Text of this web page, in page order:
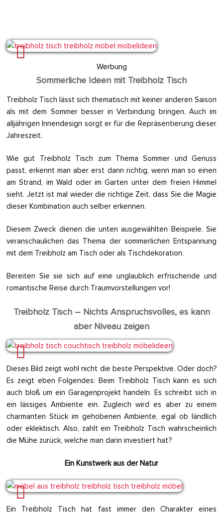
Werbung
Sommerliche Ideen mit Treibholz Tisch
Treibholz Tisch lässt sich thematisch mit keiner anderen Saison
als mit dem Sommer besser in Verbindung bringen. Auch im
alljährigen Innendesign sorgt er für die Repräsentierung dieser
Jahreszeit.
Wie gut Treibholz Tisch zum Thema Sommer und Genuss
passt, erkennt man aber erst dann richtig, wenn man so einen
am Strand, im Wald oder im Garten unter dem freien Himmel
sieht. Jetzt ist mal wieder die richtige Zeit, dass Sie die Magie
dieser Kombination auch selber erkennen.
Diesem Zweck dienen die unten ausgewählten Beispiele. Sie
veranschaulichen das Thema der sommerlichen Entspannung
mit dem Treibholz am Tisch oder als Tischdekoration.
Bereiten Sie sie sich auf eine unglaublich erfrischende und
romantische Reise durch Traumvorstellungen vor!
Treibholz Tisch – Nichts Anspruchsvolles, es kann
aber Niveau zeigen
Dieses Bild zeigt wohl nicht die beste Perspektive. Oder doch?
Es zeigt eben Folgendes: Beim Treibholz Tisch kann es sich
auch bloß um ein Garagenprojekt handeln. Es schreibt sich in
ein lässiges Ambiente ein. Zugleich wird es aber zu einem
charmanten Stück im gehobenen Ambiente, egal ob ländlich
oder eklektisch. Also, zahlt ein Treibholz Tisch wahrscheinlich
die Mühe zurück, welche man darin investiert hat?
Ein Kunstwerk aus der Natur
Ein Treibholz Tisch hat fast immer den Charakter eines